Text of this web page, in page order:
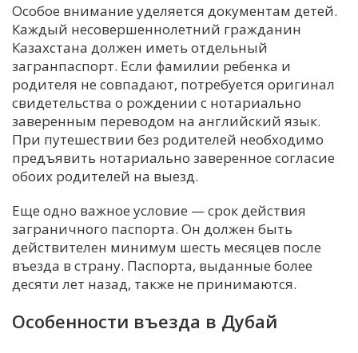
Особое внимание уделяется документам детей.
Каждый несовершеннолетний гражданин
Казахстана должен иметь отдельный
загранпаспорт. Если фамилии ребенка и
родителя не совпадают, потребуется оригинал
свидетельства о рождении с нотариально
заверенным переводом на английский язык.
При путешествии без родителей необходимо
предъявить нотариально заверенное согласие
обоих родителей на выезд.
Еще одно важное условие — срок действия
заграничного паспорта. Он должен быть
действителен минимум шесть месяцев после
въезда в страну. Паспорта, выданные более
десяти лет назад, также не принимаются.
Особенности въезда в Дубай